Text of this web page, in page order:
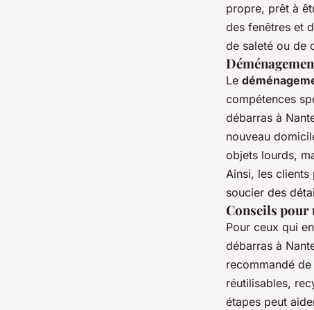
propre, prêt à
des fenêtres et
de saleté ou de
Le
compétences
débarras à
nouveau
objets lourds,
Ainsi, les clients
soucier des
Conseils pour
Pour ceux qui
débarras à
recommandé
réutilisables,
étapes peut